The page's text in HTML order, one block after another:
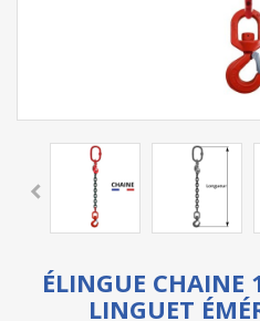
ÉLINGUE CHAINE
LINGUET